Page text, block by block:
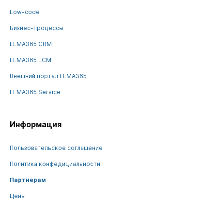
Low-code
Бизнес-процессы
ELMA365 CRM
ELMA365 ECM
Внешний портал ELMA365
ELMA365 Service
Информация
Пользовательское соглашение
Политика конфедициальности
Партнерам
Цены